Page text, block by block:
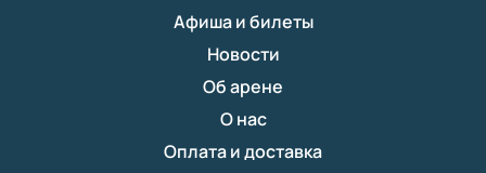
Афиша и билеты
Новости
Об арене
О нас
Оплата и доставка